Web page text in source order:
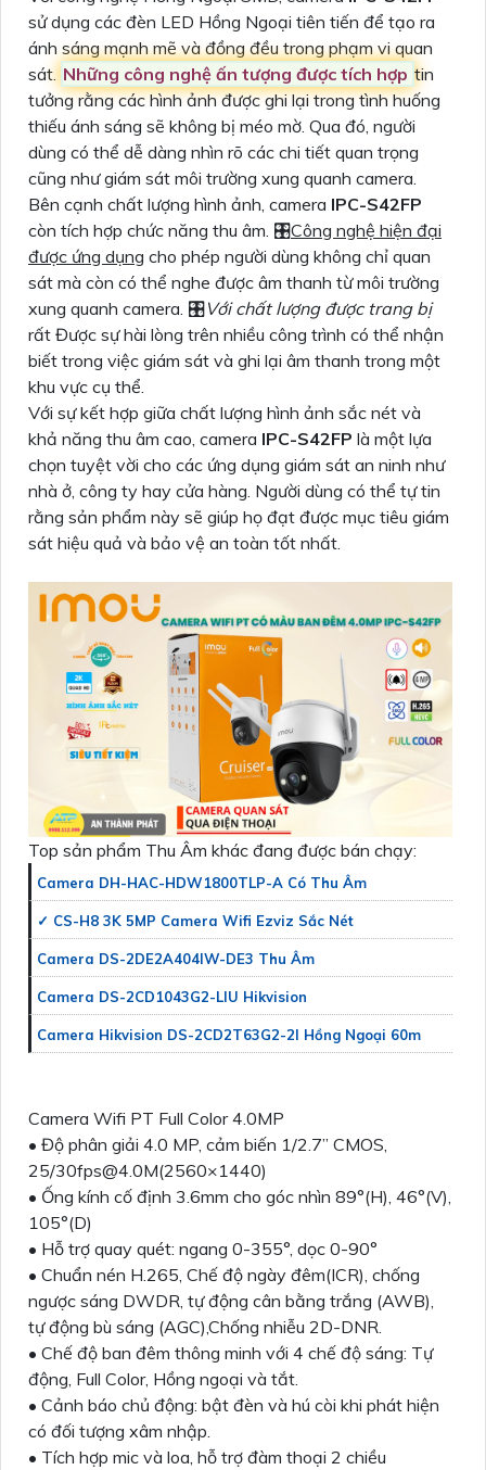
sử dụng các đèn LED Hồng Ngoại tiên tiến để tạo ra
ánh sáng mạnh mẽ và đồng đều trong phạm vi quan
sát. Những công nghệ ấn tượng được tích hợp tin
tưởng rằng các hình ảnh được ghi lại trong tình huống
thiếu ánh sáng sẽ không bị méo mờ. Qua đó, người
dùng có thể dễ dàng nhìn rõ các chi tiết quan trọng
cũng như giám sát môi trường xung quanh camera.
Bên cạnh chất lượng hình ảnh, camera IPC-S42FP
còn tích hợp chức năng thu âm. 🎛Công nghệ hiện đại
được ứng dụng cho phép người dùng không chỉ quan
sát mà còn có thể nghe được âm thanh từ môi trường
xung quanh camera. 🎛Với chất lượng được trang bị
rất Được sự hài lòng trên nhiều công trình có thể nhận
biết trong việc giám sát và ghi lại âm thanh trong một
khu vực cụ thể.
Với sự kết hợp giữa chất lượng hình ảnh sắc nét và
khả năng thu âm cao, camera IPC-S42FP là một lựa
chọn tuyệt vời cho các ứng dụng giám sát an ninh như
nhà ở, công ty hay cửa hàng. Người dùng có thể tự tin
rằng sản phẩm này sẽ giúp họ đạt được mục tiêu giám
sát hiệu quả và bảo vệ an toàn tốt nhất.
Top sản phẩm Thu Âm khác đang được bán chạy:
Camera DH-HAC-HDW1800TLP-A Có Thu Âm
✓ CS-H8 3K 5MP Camera Wifi Ezviz Sắc Nét
Camera DS-2DE2A404IW-DE3 Thu Âm
Camera DS-2CD1043G2-LIU Hikvision
Camera Hikvision DS-2CD2T63G2-2I Hồng Ngoại 60m
Camera Wifi PT Full Color 4.0MP
• Độ phân giải 4.0 MP, cảm biến 1/2.7” CMOS,
25/30fps@4.0M(2560×1440)
• Ống kính cố định 3.6mm cho góc nhìn 89°(H), 46°(V),
105°(D)
• Hỗ trợ quay quét: ngang 0-355°, dọc 0-90°
• Chuẩn nén H.265, Chế độ ngày đêm(ICR), chống
ngược sáng DWDR, tự động cân bằng trắng (AWB),
tự động bù sáng (AGC),Chống nhiễu 2D-DNR.
• Chế độ ban đêm thông minh với 4 chế độ sáng: Tự
động, Full Color, Hồng ngoại và tắt.
• Cảnh báo chủ động: bật đèn và hú còi khi phát hiện
có đối tượng xâm nhập.
• Tích hợp mic và loa, hỗ trợ đàm thoại 2 chiều